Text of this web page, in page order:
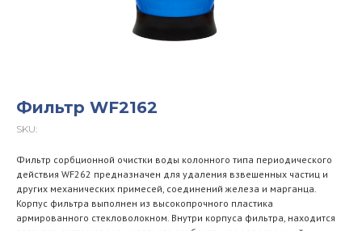
Фильтр WF2162
SKU:
Фильтр сорбционной очистки воды колонного типа периодического
действия WF262 предназначен для удаления взвешенных частиц и
других механических примесей, соединений железа и марганца.
Корпус фильтра выполнен из высокопрочного пластика
армированного стекловолокном. Внутри корпуса фильтра, находится